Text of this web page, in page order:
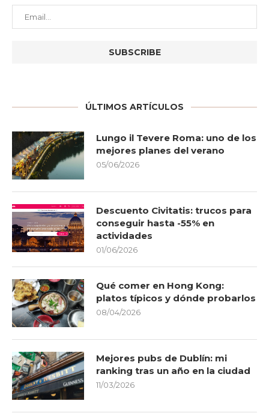
ÚLTIMOS ARTÍCULOS
Lungo il Tevere Roma: uno de los
mejores planes del verano
05/06/2026
Descuento Civitatis: trucos para
conseguir hasta -55% en
actividades
01/06/2026
Qué comer en Hong Kong:
platos típicos y dónde probarlos
08/04/2026
Mejores pubs de Dublín: mi
ranking tras un año en la ciudad
11/03/2026